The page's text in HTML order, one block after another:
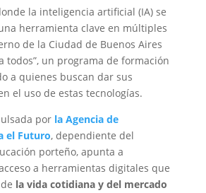
la inteligencia artificial (IA) se
herramienta clave en múltiples
de la Ciudad de Buenos Aires
todos”, un programa de formación
a quienes buscan dar sus
el uso de estas tecnologías.
por la Agencia de
el Futuro, dependiente del
porteño, apunta a
a herramientas digitales que
la vida cotidiana y del mercado